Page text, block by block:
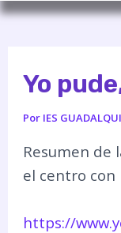
Yo
Por IES
Resumen de
el centro con
https://